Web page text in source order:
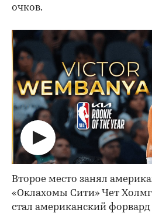
очков.
Второе место занял
«Оклахомы Сити» Чет
стал американский